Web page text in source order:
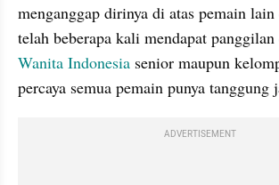
menganggap dirinya di atas pemain
telah beberapa kali mendapat
Wanita Indonesia senior maupun
percaya semua pemain punya tanggung
ADVERTISEMENT